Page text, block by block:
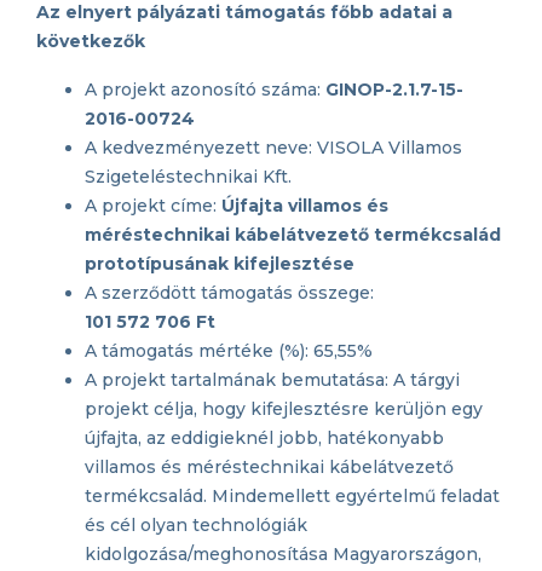
Az elnyert pályázati támogatás főbb adatai a
következők
A projekt azonosító száma: GINOP-2.1.7-15-
2016-00724
A kedvezményezett neve: VISOLA Villamos
Szigeteléstechnikai Kft.
A projekt címe: Újfajta villamos és
méréstechnikai kábelátvezető termékcsalád
prototípusának kifejlesztése
A szerződött támogatás összege:
101 572 706 Ft
A támogatás mértéke (%): 65,55%
A projekt tartalmának bemutatása: A tárgyi
projekt célja, hogy kifejlesztésre kerüljön egy
újfajta, az eddigieknél jobb, hatékonyabb
villamos és méréstechnikai kábelátvezető
termékcsalád. Mindemellett egyértelmű feladat
és cél olyan technológiák
kidolgozása/meghonosítása Magyarországon,